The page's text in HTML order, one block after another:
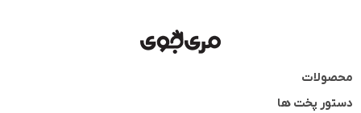
محصولات
دستور پخت ها